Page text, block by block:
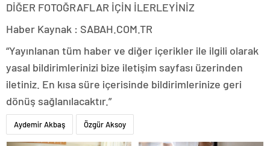
DİĞER FOTOĞRAFLAR İÇİN İLERLEYİNİZ
Haber Kaynak : SABAH.COM.TR
“Yayınlanan tüm haber ve diğer içerikler ile ilgili olarak
yasal bildirimlerinizi bize iletişim sayfası üzerinden
iletiniz. En kısa süre içerisinde bildirimlerinize geri
dönüş sağlanılacaktır.”
Aydemir Akbaş Özgür Aksoy